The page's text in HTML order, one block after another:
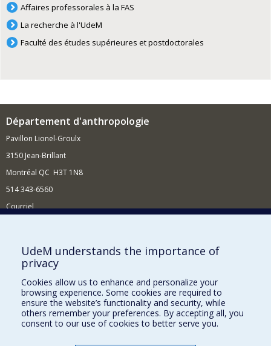
Affaires professorales à la FAS
La recherche à l'UdeM
Faculté des études supérieures et postdoctorales
Département d'anthropologie
Pavillon Lionel-Groulx
3150 Jean-Brillant
Montréal QC H3T 1N8
514 343-6560
Courriel
Comment soutenir le Département?
BESOIN D'AIDE?
Plan du site
Signaler une erreur
Accessibilité
UdeM understands the importance of
privacy
Cookies allow us to enhance and personalize your
browsing experience. Some cookies are required to
ensure the website’s functionality and security, while
others remember your preferences. By accepting all, you
consent to our use of cookies to better serve you.